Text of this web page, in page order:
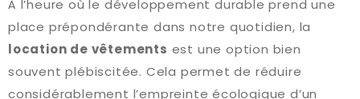
À l’heure où le développement durable prend une
place prépondérante dans notre quotidien, la
location de vêtements est une option bien
souvent plébiscitée. Cela permet de réduire
considérablement l’empreinte écologique d’un